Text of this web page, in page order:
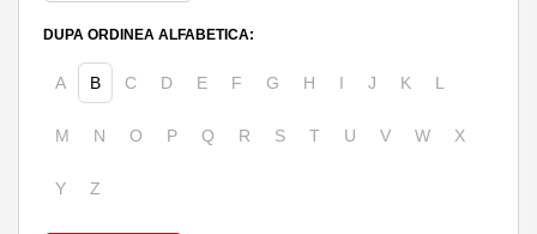
DUPA ORDINEA ALFABETICA:
A B C D E F G H I J K L
M N O P Q R S T U V W X
Y Z